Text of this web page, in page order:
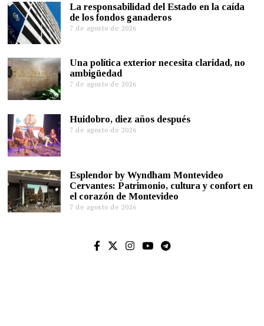
La responsabilidad del Estado en la caída
de los fondos ganaderos
7 de agosto de 2026
Una política exterior necesita claridad, no
ambigüedad
7 de agosto de 2026
Huidobro, diez años después
7 de agosto de 2026
Esplendor by Wyndham Montevideo
Cervantes: Patrimonio, cultura y confort en
el corazón de Montevideo
7 de agosto de 2026